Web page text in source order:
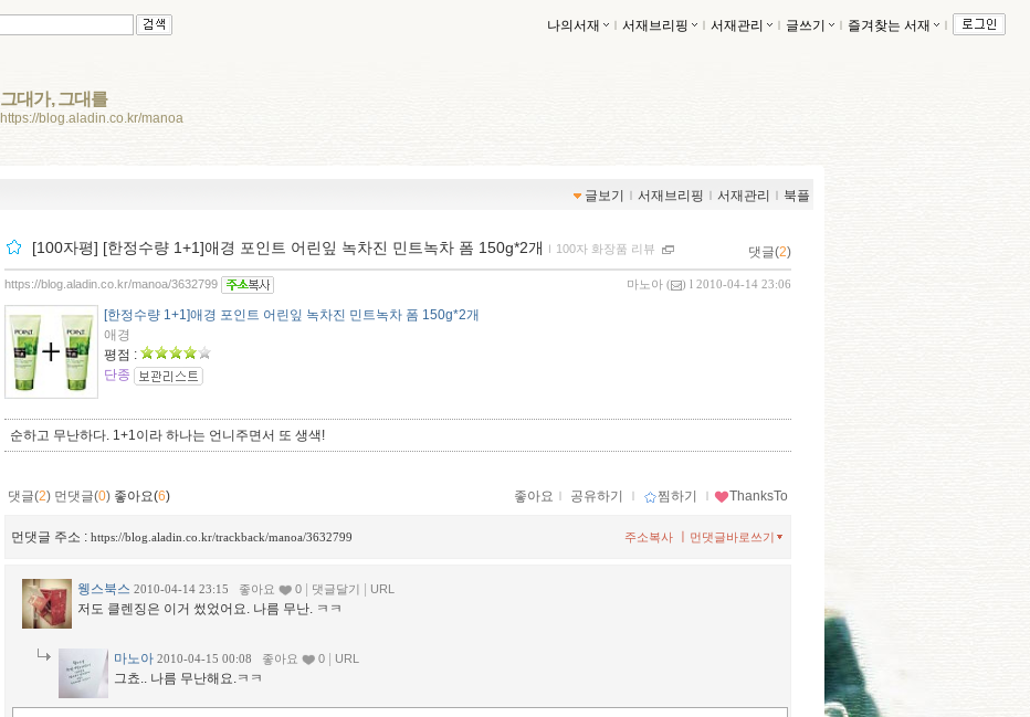
나의서재 ｌ 서재브리핑 ｌ 서재관리 ｌ 글쓰기 ｌ 즐겨찾는 서재 ｌ
그대가, 그대를
https://blog.aladin.co.kr/manoa
글보기 ｌ 서재브리핑 ｌ 서재관리 ｌ 북플
[100자평] [한정수량 1+1]애경 포인트 어린잎 녹차진 민트녹차 폼 150g*2개 ｌ 100자 화장품 리뷰 댓글(2)
마노아 ( ) l 2010-04-14 23:06
https://blog.aladin.co.kr/manoa/3632799
[한정수량 1+1]애경 포인트 어린잎 녹차진 민트녹차 폼 150g*2개
애경
평점 :
단종
순하고 무난하다. 1+1이라 하나는 언니주면서 또 생색!
댓글(2) 먼댓글(0) 좋아요(6) 좋아요 ｌ 공유하기 ｌ 찜하기 ｌ ThanksTo
먼댓글 주소 : https://blog.aladin.co.kr/trackback/manoa/3632799 먼댓글바로쓰기
주소복사
웽스북스 2010-04-14 23:15 좋아요 0 댓글달기 URL
저도 클렌징은 이거 썼었어요. 나름 무난. ㅋㅋ
마노아 2010-04-15 00:08 좋아요 0 URL
그쵸.. 나름 무난해요.ㅋㅋ